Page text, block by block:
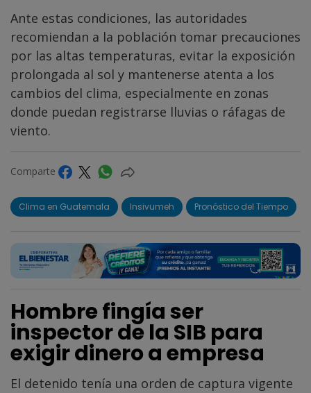
Ante estas condiciones, las autoridades
recomiendan a la población tomar precauciones
por las altas temperaturas, evitar la exposición
prolongada al sol y mantenerse atenta a los
cambios del clima, especialmente en zonas
donde puedan registrarse lluvias o ráfagas de
viento.
Comparte
Clima en Guatemala Insivumeh Pronóstico del Tiempo
Hombre fingía ser
inspector de la SIB para
exigir dinero a empresa
El detenido tenía una orden de captura vigente